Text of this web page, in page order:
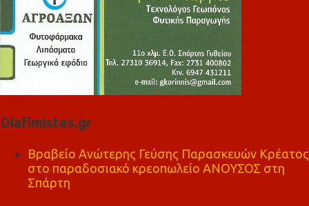
Diafimistes.gr
Βραβείο Ανώτερης Γεύσης Παρασκευών Κρέατος
στο παραδοσιακό κρεοπωλείο ΑΝΟΥΣΟΣ στη
Σπάρτη